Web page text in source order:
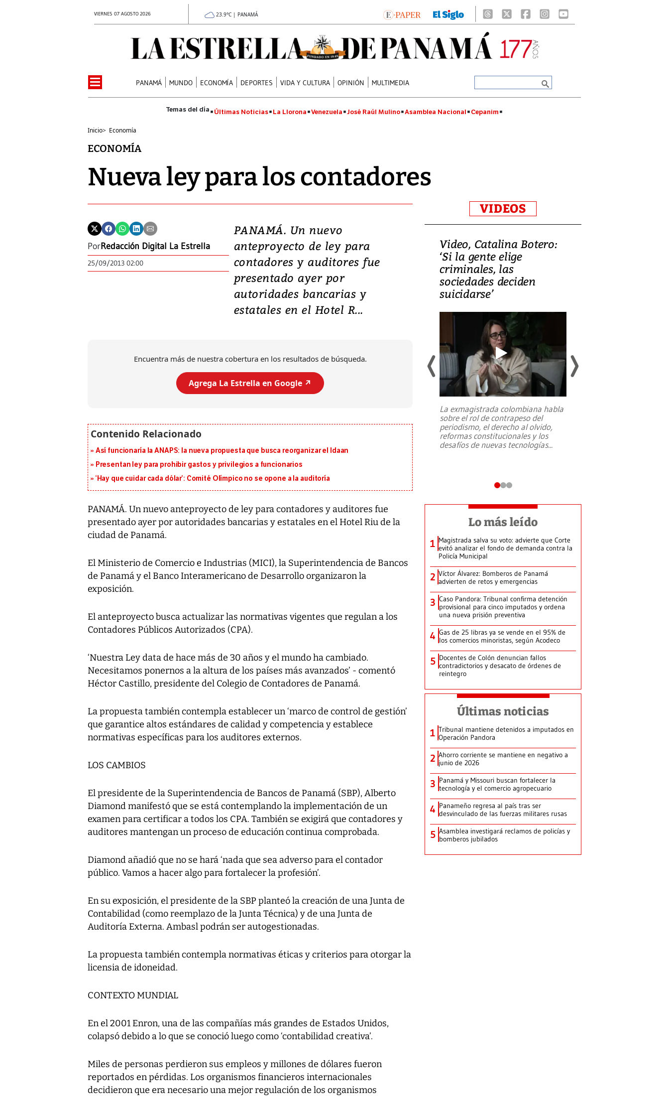
VIERNES 07 AGOSTO 2026 23.9°C | PANAMÁ
PANAMÁ MUNDO ECONOMÍA DEPORTES VIDA Y CULTURA OPINIÓN MULTIMEDIA
Últimas Noticias La Llorona Venezuela José Raúl Mulino Asamblea Nacional Cepanim
Inicio> Economía
ECONOMÍA
Nueva ley para los contadores
PorRedacción Digital La Estrella
25/09/2013 02:00
PANAMÁ. Un nuevo
anteproyecto de ley para
contadores y auditores fue
presentado ayer por
autoridades bancarias y
estatales en el Hotel R...
Encuentra más de nuestra cobertura en los resultados de búsqueda.
Agrega La Estrella en Google ↗️
Así funcionaría la ANAPS: la nueva propuesta que busca reorganizar el Idaan
Presentan ley para prohibir gastos y privilegios a funcionarios
‘Hay que cuidar cada dólar’: Comité Olímpico no se opone a la auditoría
PANAMÁ. Un nuevo anteproyecto de ley para contadores y auditores fue
presentado ayer por autoridades bancarias y estatales en el Hotel Riu de la
ciudad de Panamá.
El Ministerio de Comercio e Industrias (MICI), la Superintendencia de Bancos
de Panamá y el Banco Interamericano de Desarrollo organizaron la
exposición.
El anteproyecto busca actualizar las normativas vigentes que regulan a los
Contadores Públicos Autorizados (CPA).
‘Nuestra Ley data de hace más de 30 años y el mundo ha cambiado.
Necesitamos ponernos a la altura de los países más avanzados’ - comentó
Héctor Castillo, presidente del Colegio de Contadores de Panamá.
La propuesta también contempla establecer un ‘marco de control de gestión’
que garantice altos estándares de calidad y competencia y establece
normativas específicas para los auditores externos.
LOS CAMBIOS
El presidente de la Superintendencia de Bancos de Panamá (SBP), Alberto
Diamond manifestó que se está contemplando la implementación de un
examen para certificar a todos los CPA. También se exigirá que contadores y
auditores mantengan un proceso de educación continua comprobada.
Diamond añadió que no se hará ‘nada que sea adverso para el contador
público. Vamos a hacer algo para fortalecer la profesión’.
En su exposición, el presidente de la SBP planteó la creación de una Junta de
Contabilidad (como reemplazo de la Junta Técnica) y de una Junta de
Auditoría Externa. Ambasl podrán ser autogestionadas.
La propuesta también contempla normativas éticas y criterios para otorgar la
licensia de idoneidad.
CONTEXTO MUNDIAL
En el 2001 Enron, una de las compañías más grandes de Estados Unidos,
colapsó debido a lo que se conoció luego como ‘contabilidad creativa’.
Miles de personas perdieron sus empleos y millones de dólares fueron
reportados en pérdidas. Los organismos financieros internacionales
decidieron que era necesario una mejor regulación de los organismos
VIDEOS
Video, Japón: Terremoto
deja heridos y graves
daños en Kumamoto
Un fuerte terremoto de magnitud
7,1 se registró este martes 28 de
Video, Catalina Botero:
‘Si la gente elige
criminales, las
sociedades deciden
suicidarse’
La exmagistrada colombiana habla
sobre el rol de contrapeso del
periodismo, el derecho al olvido,
reformas constitucionales y los
desafíos de nuevas tecnologías...
Lo más leído
1 Magistrada salva su voto: advierte que Corte
evitó analizar el fondo de demanda contra la
Policía Municipal
2 Víctor Álvarez: Bomberos de Panamá
advierten de retos y emergencias
3 Caso Pandora: Tribunal confirma detención
provisional para cinco imputados y ordena
una nueva prisión preventiva
4 Gas de 25 libras ya se vende en el 95% de
los comercios minoristas, según Acodeco
5 Docentes de Colón denuncian fallos
contradictorios y desacato de órdenes de
reintegro
Últimas noticias
1 Tribunal mantiene detenidos a imputados en
Operación Pandora
2 Ahorro corriente se mantiene en negativo a
junio de 2026
3 Panamá y Missouri buscan fortalecer la
tecnología y el comercio agropecuario
4 Panameño regresa al país tras ser
desvinculado de las fuerzas militares rusas
5 Asamblea investigará reclamos de policías y
bomberos jubilados